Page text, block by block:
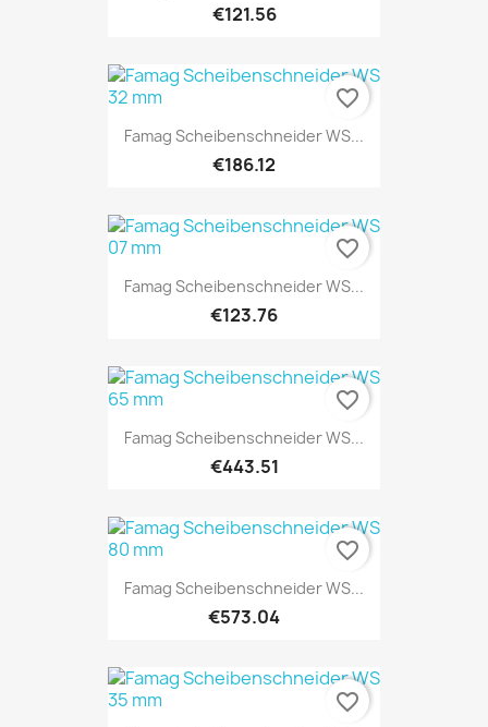
€121.56
Famag Scheibenschneider WS...
€186.12
favorite_border
Famag Scheibenschneider WS...
€123.76
favorite_border
Famag Scheibenschneider WS...
€443.51
favorite_border
Famag Scheibenschneider WS...
€573.04
favorite_border
favorite_border